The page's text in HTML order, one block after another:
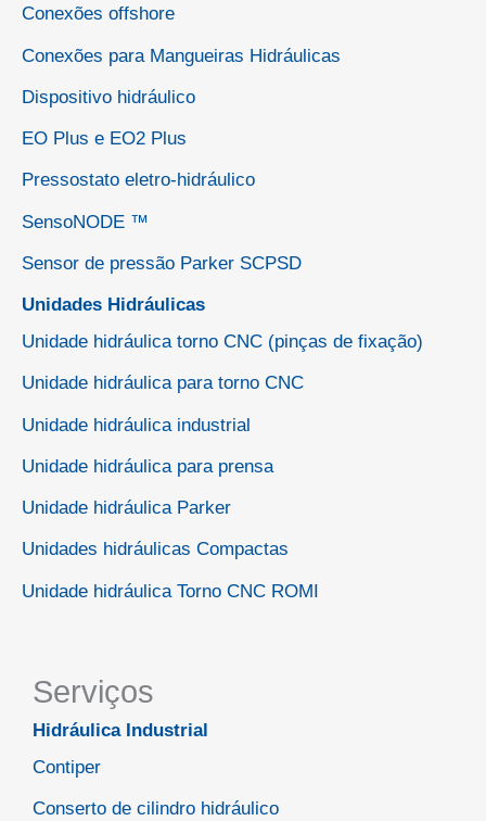
Conexões offshore
Conexões para Mangueiras Hidráulicas
Dispositivo hidráulico
EO Plus e EO2 Plus
Pressostato eletro-hidráulico
SensoNODE ™
Sensor de pressão Parker SCPSD
Unidades Hidráulicas
Unidade hidráulica torno CNC (pinças de fixação)
Unidade hidráulica para torno CNC
Unidade hidráulica industrial
Unidade hidráulica para prensa
Unidade hidráulica Parker
Unidades hidráulicas Compactas
Unidade hidráulica Torno CNC ROMI
Serviços
Hidráulica Industrial
Contiper
Conserto de cilindro hidráulico